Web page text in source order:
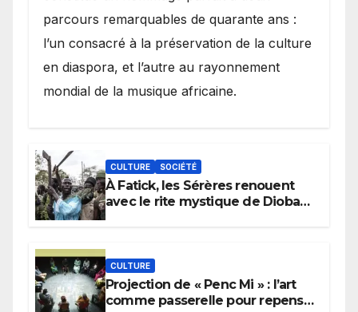
parcours remarquables de quarante ans :
l’un consacré à la préservation de la culture
en diaspora, et l’autre au rayonnement
mondial de la musique africaine.
CULTURE SOCIÉTÉ
À Fatick, les Sérères renouent
avec le rite mystique de Diobaye
CULTURE
Projection de « Penc Mi » : l’art
comme passerelle pour repenser